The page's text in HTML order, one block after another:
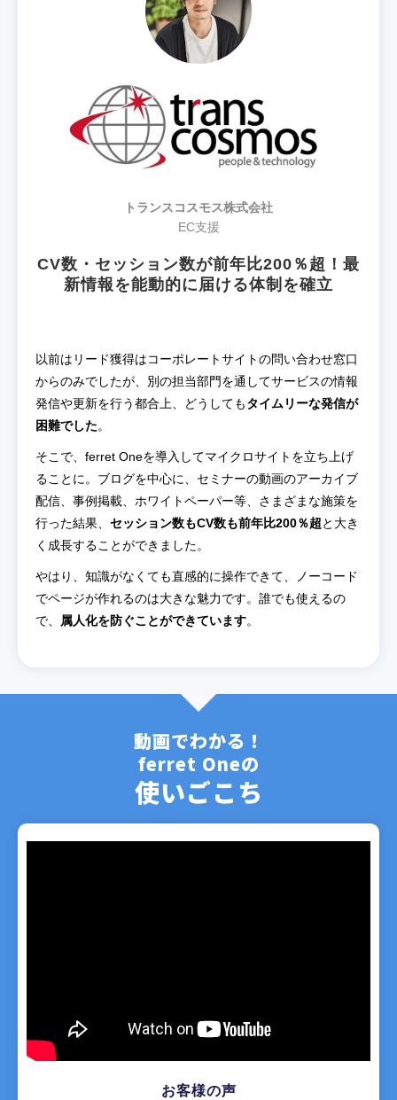
トランスコスモス株式会社
EC支援
CV数・セッション数が前年比200％超！最
新情報を能動的に届ける体制を確立
以前はリード獲得はコーポレートサイトの問い合わせ窓口
からのみでしたが、別の担当部門を通してサービスの情報
発信や更新を行う都合上、どうしてもタイムリーな発信が
困難でした。
そこで、ferret Oneを導入してマイクロサイトを立ち上げ
ることに。ブログを中心に、セミナーの動画のアーカイブ
配信、事例掲載、ホワイトペーパー等、さまざまな施策を
行った結果、 セッション数もCV数も前年比200％超と大き
く成長することができました。
やはり、知識がなくても直感的に操作できて、ノーコード
でページが作れるのは大きな魅力です。誰でも使えるの
で、
属人化を防ぐことができています。
動画でわかる！
ferret Oneの
使いごこち
お客様の声